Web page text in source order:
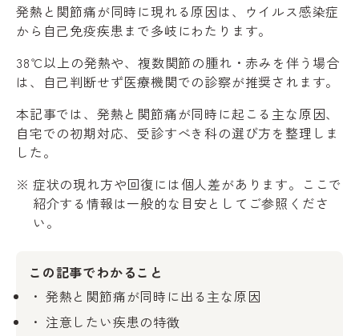
発熱と関節痛が同時に現れる原因は、ウイルス感染症
から自己免疫疾患まで多岐にわたります。
38℃以上の発熱や、複数関節の腫れ・赤みを伴う場合
は、自己判断せず医療機関での診察が推奨されます。
本記事では、発熱と関節痛が同時に起こる主な原因、
自宅での初期対応、受診すべき科の選び方を整理しま
した。
症状の現れ方や回復には個人差があります。ここで
紹介する情報は一般的な目安としてご参照くださ
い。
この記事でわかること
発熱と関節痛が同時に出る主な原因
注意したい疾患の特徴